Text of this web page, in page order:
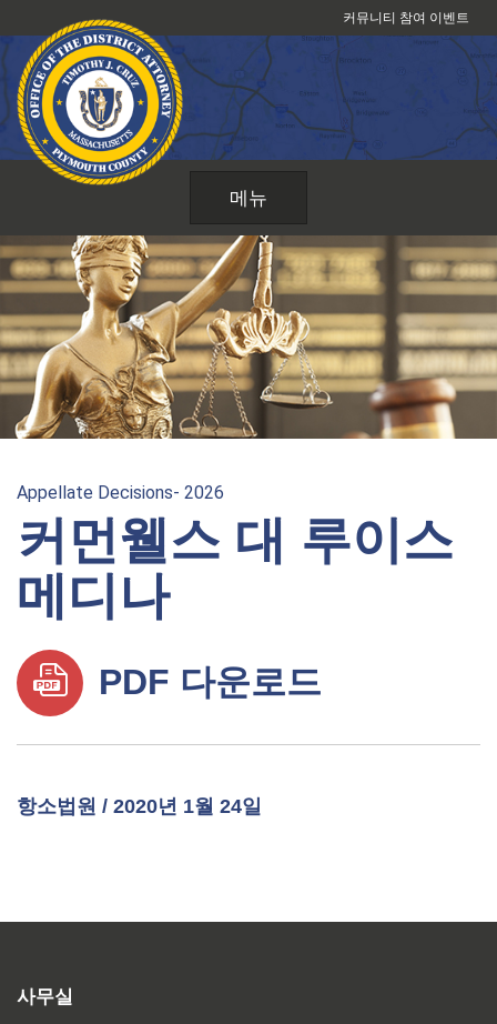
텐
츠
건
커뮤니티 참여 이벤트
메뉴
Appellate Decisions- 2026
커먼웰스 대 루이스
메디나
PDF 다운로드
항소법원 / 2020년 1월 24일
사무실